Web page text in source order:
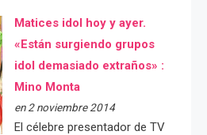
Matices idol hoy y ayer.
«Están surgiendo grupos
idol demasiado extraños» :
Mino Monta
en 2 noviembre 2014
El célebre presentador de TV